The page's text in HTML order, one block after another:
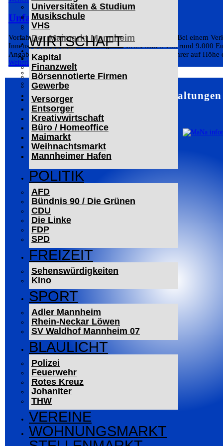
Universitäten & Studium
Musikschule
VHS
WIRTSCHAFT
Kapital
Finanzwelt
Börsennotierte Firmen
Gewerbe
Versorger
Entsorger
Kreativwirtschaft
Büro / Homeoffice
Maimarkt
Weihnachtsmarkt
Mannheimer Hafen
POLITIK
AFD
Bündnis 90 / Die Grünen
CDU
Die Linke
FDP
SPD
FREIZEIT
Sehenswürdigkeiten
Kino
SPORT
Adler Mannheim
Rhein-Neckar Löwen
SV Waldhof Mannheim 07
BLAULICHT
Polizei
Feuerwehr
Rotes Kreuz
Johaniter
THW
VEREINE
WOHNUNGSMARKT
Der Mannheimer Wasserturm
Das Technoseum Mannheim
Die Alte Feuerwache
Der Maimarkt Mannheim
LESERBRIEFE
ARCHIV
Das Neueste
Leitartikel
WERBUNG
Unfall auf Kreuzung
Vorfahrt missachtet: Unfall in Mannheimer Innenstadt Bei einem
Innenstadt entstand am Dienstag ein Sachschaden von rund 9.000
Angaben der Polizei fuhr ein 29-jähriger Mercedes-Fahrer auf Höhe
Weiterlesen
Mannheim –